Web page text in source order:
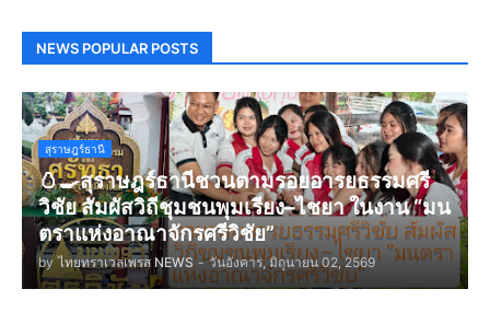
NEWS POPULAR POSTS
สุราษฎร์ธานี
🥚🍳สุราษฎร์ธานีชวนตามรอยอารยธรรมศรี
วิชัย สัมผัสวิถีชุมชนพุมเรียง–ไชยา ในงาน “มน
ตราแห่งอาณาจักรศรีวิชัย”
by ไทยทราเวลเพรส NEWS - วันอังคาร, มิถุนายน 02, 2569